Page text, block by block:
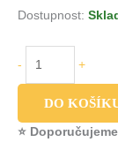
Dostupnost:
- +
DO
⭐